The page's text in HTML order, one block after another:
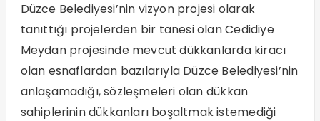
Düzce Belediyesi’nin vizyon projesi olarak
tanıttığı projelerden bir tanesi olan Cedidiye
Meydan projesinde mevcut dükkanlarda kiracı
olan esnaflardan bazılarıyla Düzce Belediyesi’nin
anlaşamadığı, sözleşmeleri olan dükkan
sahiplerinin dükkanları boşaltmak istemediği